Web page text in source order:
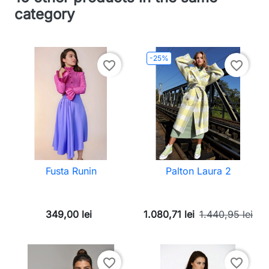
category
favorite_border
Fusta Runin
349,00 lei
-25%
favorite_border
Palton Laura 2
1.080,71 lei 1.440,95 lei
favorite_border favorite_border